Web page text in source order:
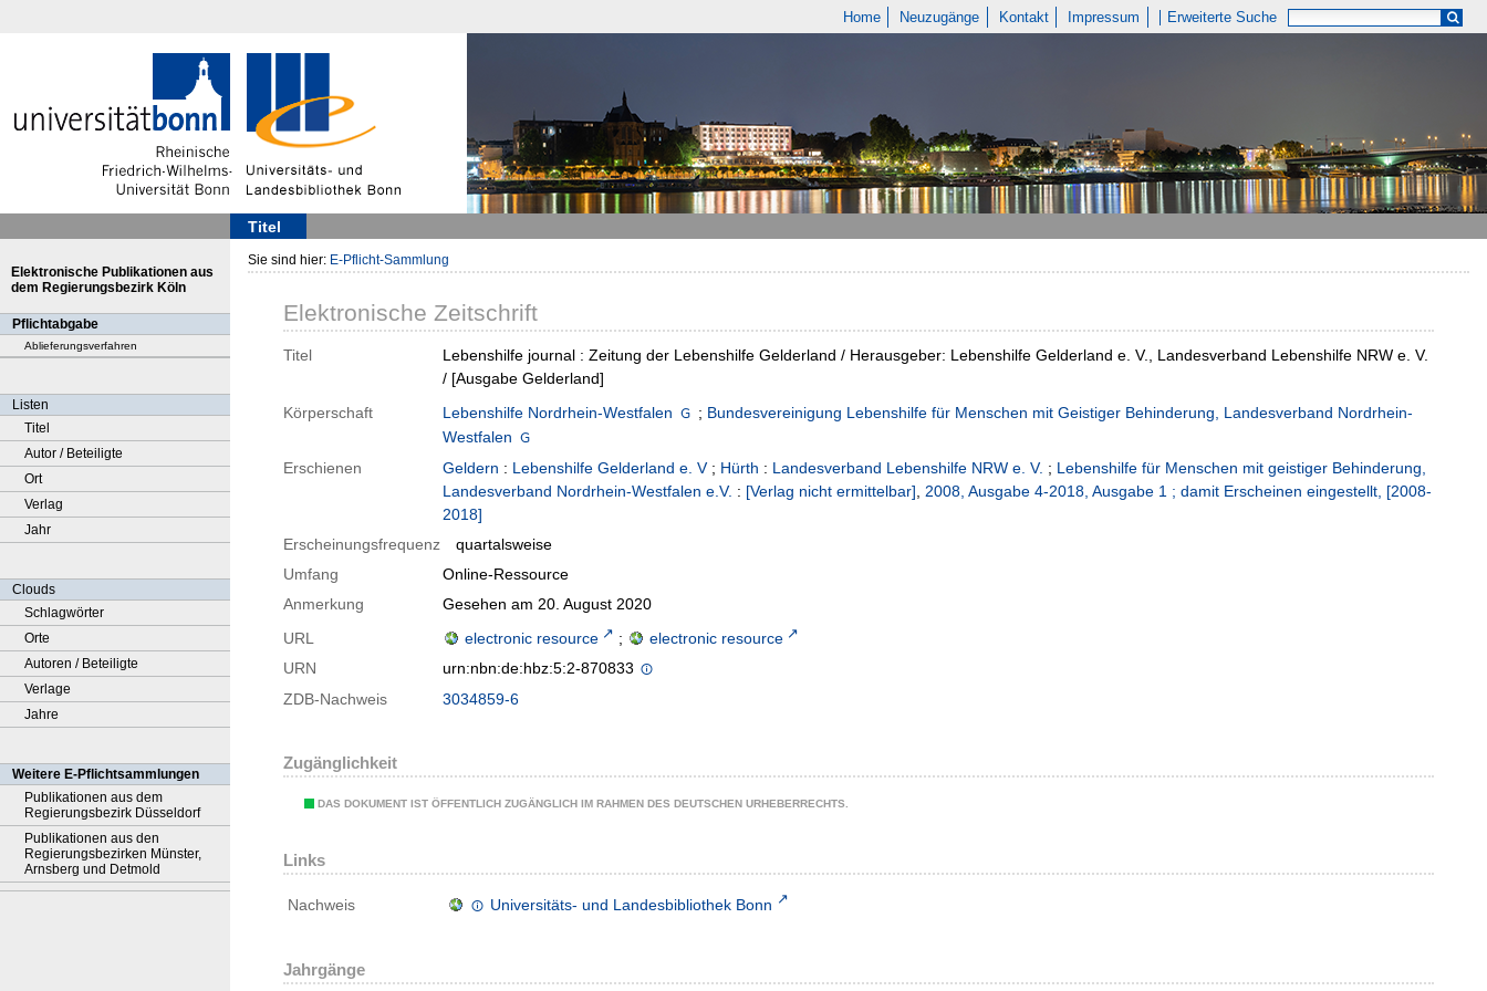
Home Neuzugänge Kontakt Impressum Erweiterte Suche
Titel
Elektronische Publikationen aus
dem Regierungsbezirk Köln
Pflichtabgabe
Ablieferungsverfahren
Listen
Titel
Autor / Beteiligte
Ort
Verlag
Jahr
Clouds
Schlagwörter
Orte
Autoren / Beteiligte
Verlage
Jahre
Weitere E-Pflichtsammlungen
Publikationen aus dem
Regierungsbezirk Düsseldorf
Publikationen aus den
Regierungsbezirken Münster,
Arnsberg und Detmold
Sie sind hier: E-Pflicht-Sammlung
Elektronische Zeitschrift
Titel
Lebenshilfe journal : Zeitung der Lebenshilfe Gelderland / Herausgeber: Lebenshilfe Gelderland e. V., Landesverband Lebenshilfe NRW e. V.
/ [Ausgabe Gelderland]
Körperschaft
Lebenshilfe Nordrhein-Westfalen ; Bundesvereinigung Lebenshilfe für Menschen mit Geistiger Behinderung, Landesverband Nordrhein-
Westfalen
Erschienen
Geldern : Lebenshilfe Gelderland e. V; Hürth : Landesverband Lebenshilfe NRW e. V. ; Lebenshilfe für Menschen mit geistiger Behinderung,
Landesverband Nordrhein-Westfalen e.V. : [Verlag nicht ermittelbar], 2008, Ausgabe 4-2018, Ausgabe 1 ; damit Erscheinen eingestellt, [2008-
2018]
Erscheinungsfrequenz
quartalsweise
Umfang
Online-Ressource
Anmerkung
Gesehen am 20. August 2020
URL
electronic resource ;
electronic resource
URN
urn:nbn:de:hbz:5:2-870833
ZDB-Nachweis
3034859-6
Zugänglichkeit
DAS DOKUMENT IST ÖFFENTLICH ZUGÄNGLICH IM RAHMEN DES DEUTSCHEN URHEBERRECHTS.
Links
Nachweis Universitäts- und Landesbibliothek Bonn
Jahrgänge